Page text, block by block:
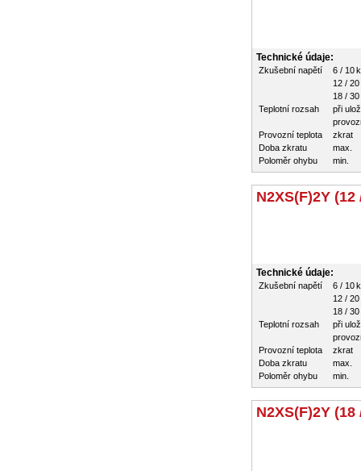
Technické údaje:
Zkušební napětí
6 / 10
12 / 20
18 / 30
Teplotní rozsah
při
Provozní teplota
zkrat
Doba zkratu
max.
Poloměr ohybu
min.
N2XS(F)2Y (12
Technické údaje:
Zkušební napětí
6 / 10
12 / 20
18 / 30
Teplotní rozsah
při
Provozní teplota
zkrat
Doba zkratu
max.
Poloměr ohybu
min.
N2XS(F)2Y (18